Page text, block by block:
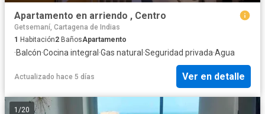
Apartamento en arriendo , Centro
Getsemaní, Cartagena de Indias
1 Habitación2 BañosApartamento
·Balcón·Cocina integral ·Gas natural ·Seguridad privada·Agua
Actualizado hace 5 días Ver en detalle
1 /20